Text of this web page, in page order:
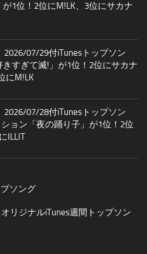
が1位！2位にM!LK、3位にサカナ
2026/07/29付iTunesトップソン
きすぎて滅!」が1位！2位にサカナ
にM!LK
2026/07/28付iTunesトップソン
ョン「夜の踊り子」が1位！2位
ILLIT
ソング
リジナルiTunes週間トップソン